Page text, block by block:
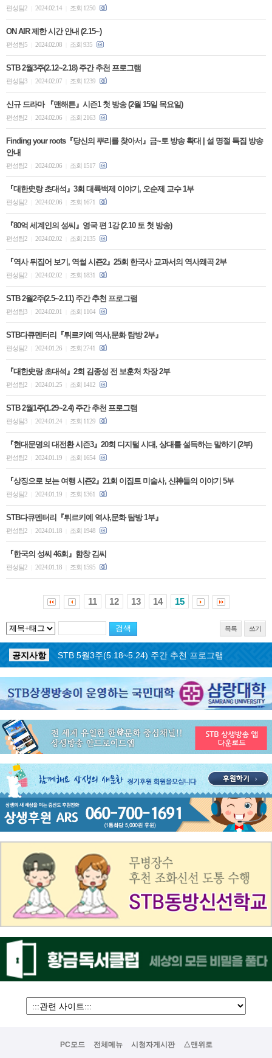
편성팀2 2024.02.14 조회 1250
ON AIR 제한 시간 안내 (2.15~)
편성팀5 2024.02.08 조회 935
STB 2월3주(2.12~2.18) 주간 추천 프로그램
편성팀3 2024.02.07 조회 1239
신규 드라마 『맨해튼』시즌1 첫 방송 (2월 15일 목요일)
편성팀2 2024.02.06 조회 2163
Finding your roots『당신의 뿌리를 찾아서』금~토 방송 확대 | 설 명절 특집 방송
안내
편성팀2 2024.02.06 조회 1517
『대한史랑 초대석』3회 대륙백제 이야기, 오순제 교수 1부
편성팀2 2024.02.06 조회 1671
『80억 세계인의 성씨』영국 편 1강 (2.10 토 첫 방송)
편성팀2 2024.02.02 조회 2135
『역사 뒤집어 보기, 역썰 시즌2』25회 한국사 교과서의 역사왜곡 2부
편성팀2 2024.02.02 조회 1831
STB 2월2주(2.5~2.11) 주간 추천 프로그램
편성팀3 2024.02.01 조회 1104
STB다큐멘터리『튀르키예 역사,문화 탐방 2부』
편성팀2 2024.01.26 조회 2741
『대한史랑 초대석』2회 김종성 전 보훈처 차장 2부
편성팀2 2024.01.25 조회 1412
STB 2월1주(1.29~2.4) 주간 추천 프로그램
편성팀3 2024.01.24 조회 1129
『현대문명의 대전환 시즌3』20회 디지털 시대, 상대를 설득하는 말하기 (2부)
편성팀2 2024.01.19 조회 1654
『상징으로 보는 여행 시즌2』21회 이집트 미술사, 신神들의 이야기 5부
편성팀2 2024.01.19 조회 1361
STB다큐멘터리『튀르키예 역사,문화 탐방 1부』
편성팀2 2024.01.18 조회 1948
『한국의 성씨 46회』함창 김씨
편성팀2 2024.01.18 조회 1595
11 12 13 14 15
목록 쓰기
공지사항
공지사항
STB 5월4주(5.25~5.31) 주간 추천 프로그램
공지사항
공지사항
STB 4월마지막주(4.27~5.3) 주간 추천 프로그램
공지사항
STB 4월2주(4.6~4.12) 주간 추천 프로그램
공지사항
STB 4월1주(3.30~4.5) 주간 추천 프로그램
공지사항
STB 3월4주(3.23~3.29) 주간 추천 프로그램
PC모드 전체메뉴 시청자게시판
△맨위로